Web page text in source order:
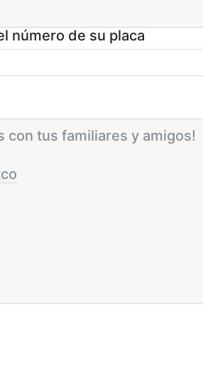
número de su placa
tus familiares y amigos!